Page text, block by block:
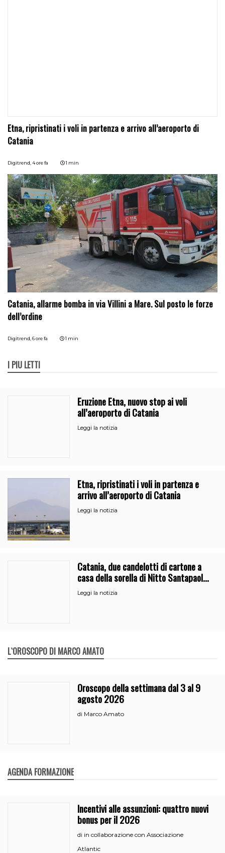
Etna, ripristinati i voli in partenza e arrivo all’aeroporto di
Catania
Digitrend, 4 ore fa 1 min
Catania, allarme bomba in via Villini a Mare. Sul posto le forze
dell’ordine
Digitrend, 6 ore fa 1 min
I PIÙ LETTI
Eruzione Etna, nuovo stop ai voli
all’aeroporto di Catania
Leggi la notizia
Etna, ripristinati i voli in partenza e
arrivo all’aeroporto di Catania
Leggi la notizia
Catania, due candelotti di cartone a
casa della sorella di Nitto Santapaola.
Le indagini
Leggi la notizia
L`OROSCOPO DI MARCO AMATO
Oroscopo della settimana dal 3 al 9
agosto 2026
di Marco Amato
AGENDA FORMAZIONE
Incentivi alle assunzioni: quattro nuovi
bonus per il 2026
di in collaborazione con Associazione
Atlantic